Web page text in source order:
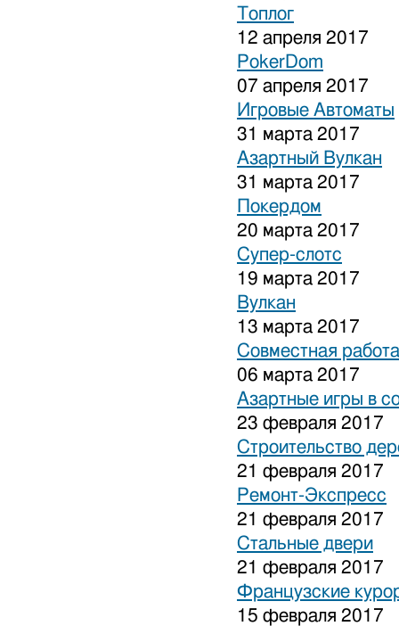
Топлог
12 апреля 2017
PokerDom
07 апреля 2017
Игровые Автоматы
31 марта 2017
Азартный Вулкан
31 марта 2017
Покердом
20 марта 2017
Супер-слотс
19 марта 2017
Вулкан
13 марта 2017
Совместная
06 марта 2017
Азартные игры в
23 февраля 2017
Строительство
21 февраля 2017
Ремонт-Экспресс
21 февраля 2017
Стальные двери
21 февраля 2017
Французские
15 февраля 2017